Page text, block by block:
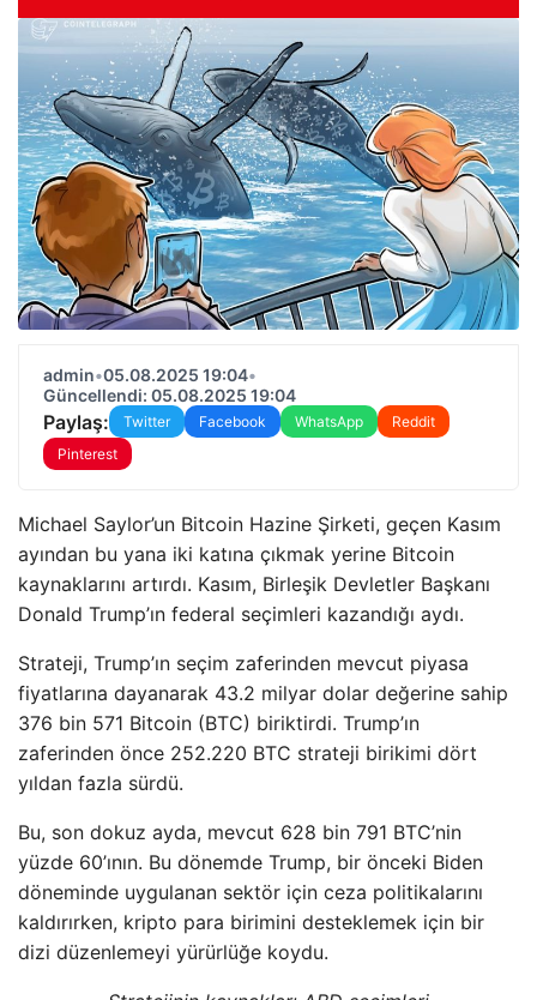
admin•05.08.2025 19:04•
Güncellendi: 05.08.2025 19:04
Paylaş: Twitter Facebook WhatsApp
Reddit
Pinterest
Michael Saylor’un Bitcoin Hazine Şirketi, geçen Kasım
ayından bu yana iki katına çıkmak yerine Bitcoin
kaynaklarını artırdı. Kasım, Birleşik Devletler Başkanı
Donald Trump’ın federal seçimleri kazandığı aydı.
Strateji, Trump’ın seçim zaferinden mevcut piyasa
fiyatlarına dayanarak 43.2 milyar dolar değerine sahip
376 bin 571 Bitcoin (BTC) biriktirdi. Trump’ın
zaferinden önce 252.220 BTC strateji birikimi dört
yıldan fazla sürdü.
Bu, son dokuz ayda, mevcut 628 bin 791 BTC’nin
yüzde 60’ının. Bu dönemde Trump, bir önceki Biden
döneminde uygulanan sektör için ceza politikalarını
kaldırırken, kripto para birimini desteklemek için bir
dizi düzenlemeyi yürürlüğe koydu.